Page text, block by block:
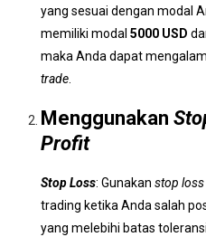
yang sesuai dengan modal
memiliki modal 5000 USD
maka Anda dapat
trade.
Menggunakan
Profit
Stop Loss: Gunakan stop loss
trading ketika Anda salah
yang melebihi batas